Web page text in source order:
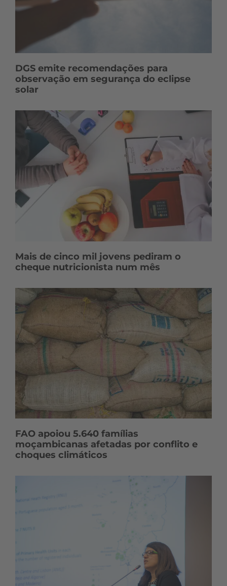
DGS emite recomendações para
observação em segurança do eclipse
solar
Mais de cinco mil jovens pediram o
cheque nutricionista num mês
FAO apoiou 5.640 famílias
moçambicanas afetadas por conflito e
choques climáticos